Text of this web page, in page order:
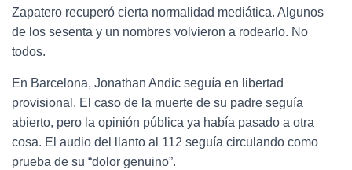
Zapatero recuperó cierta normalidad mediática. Algunos
de los sesenta y un nombres volvieron a rodearlo. No
todos.
En Barcelona, Jonathan Andic seguía en libertad
provisional. El caso de la muerte de su padre seguía
abierto, pero la opinión pública ya había pasado a otra
cosa. El audio del llanto al 112 seguía circulando como
prueba de su “dolor genuino”.